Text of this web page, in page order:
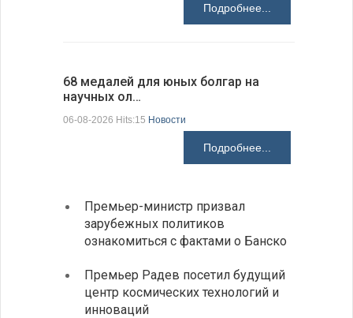
Подробнее...
68 медалей для юных болгар на
научных ол…
06-08-2026 Hits:15 Новости
Подробнее...
Премьер-министр призвал
зарубежных политиков
ознакомиться с фактами о Банско
Премьер Радев посетил будущий
центр космических технологий и
инноваций